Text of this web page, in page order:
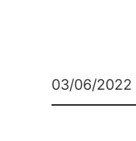
03/06/2022